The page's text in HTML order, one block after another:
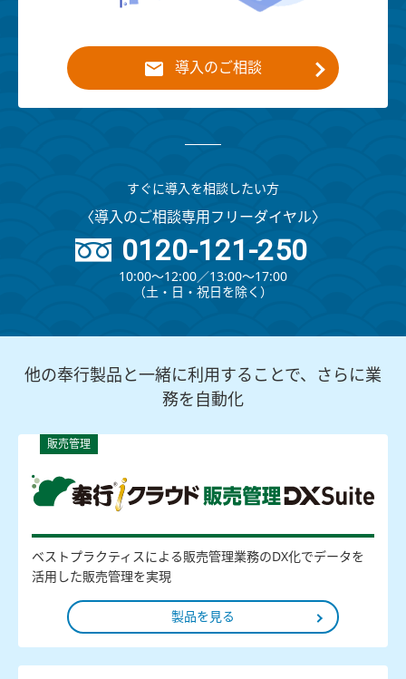
導入のご相談
すぐに導入を相談したい方
〈導入のご相談専用フリーダイヤル〉
0120-121-250
10:00～12:00∕13:00～17:00
（⼟・⽇・祝⽇を除く）
他の奉行製品と一緒に利用することで、さらに業
務を自動化
販売管理
ベストプラクティスによる販売管理業務のDX化でデータを
活用した販売管理を実現
製品を見る